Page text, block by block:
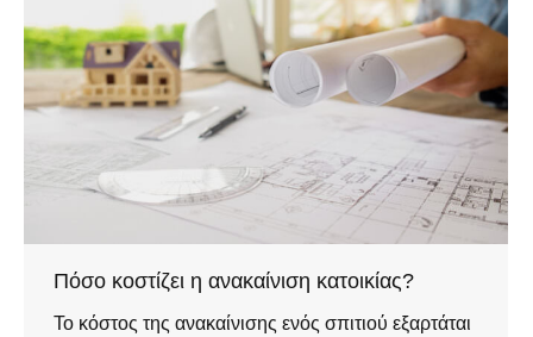
Πόσο κοστίζει η ανακαίνιση κατοικίας?
Το κόστος της ανακαίνισης ενός σπιτιού εξαρτάται